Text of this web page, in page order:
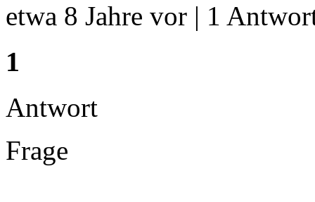
etwa 8 Jahre vor | 1
1
Antwort
Frage